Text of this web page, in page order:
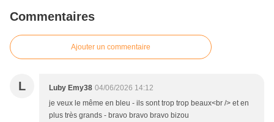
Commentaires
Ajouter un commentaire
L Luby Emy38 04/06/2026 14:12
je veux le même en bleu - ils sont trop trop beaux<br /> et en
plus très grands - bravo bravo bravo bizou